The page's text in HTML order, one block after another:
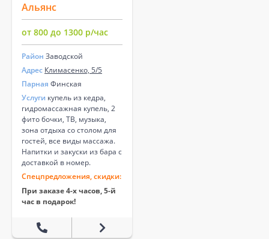
Альянс
от 800 до 1300 р/час
Район Заводской
Адрес Климасенко, 5/5
Парная Финская
Услуги купель из кедра,
гидромассажная купель, 2
фито бочки, ТВ, музыка,
зона отдыха со столом для
гостей, все виды массажа.
Напитки и закуски из бара с
доставкой в номер.
Спецпредложения, скидки:
При заказе 4-х часов, 5-й
час в подарок!